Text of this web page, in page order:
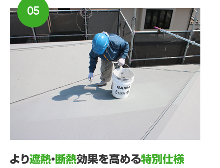
05
より遮熱・断熱効果を高める特別仕様